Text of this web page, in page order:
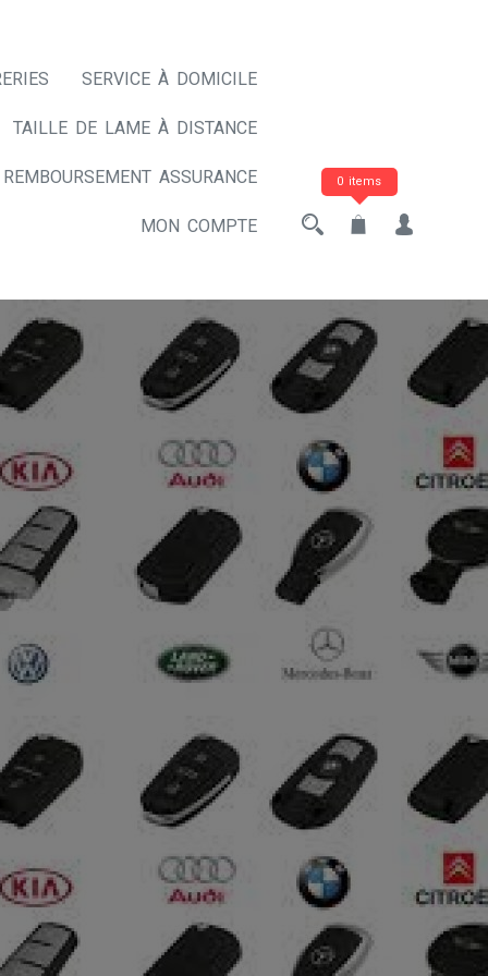
SERVICE À DOMICILE
TAILLE DE LAME À DISTANCE
REMBOURSEMENT ASSURANCE
MON COMPTE
0 items